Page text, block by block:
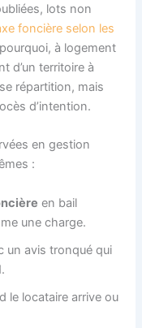
lots non
foncière selon les
à logement
d’un territoire à
répartition, mais
d’intention.
en gestion
:
en bail
une charge.
un avis tronqué qui
le locataire arrive ou